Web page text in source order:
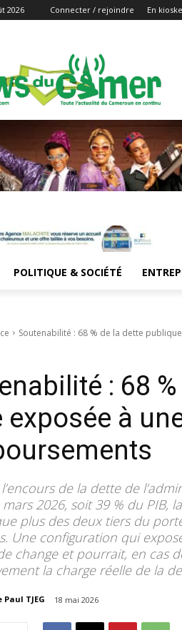
2026 Connecter / rejoindre En
POLITIQUE & SOCIÉTÉ
Soutenabilité : 68 % de la dette
: 68
exposée à
de la dette de
mars 2026, soit 39 % du PIB,
plus des deux tiers du
Une configuration qui
change et pourrait, en cas
la charge réelle de la
Paul TJEG 18 mai 2026